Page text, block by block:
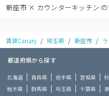
新座市 × カウンターキッチン の
賃貸Canary / 埼玉県 / 新座市 /
都道府県から探す
北海道 青森県 岩手県 宮城県
栃木県
群馬県 埼玉県 千葉県